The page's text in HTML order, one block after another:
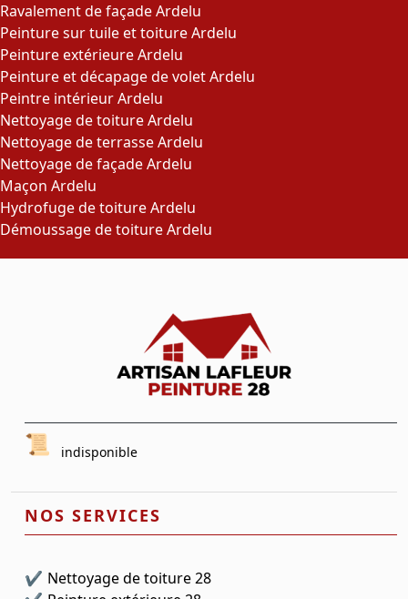
Ravalement de façade Ardelu
Peinture sur tuile et toiture Ardelu
Peinture extérieure Ardelu
Peinture et décapage de volet Ardelu
Peintre intérieur Ardelu
Nettoyage de toiture Ardelu
Nettoyage de terrasse Ardelu
Nettoyage de façade Ardelu
Maçon Ardelu
Hydrofuge de toiture Ardelu
Démoussage de toiture Ardelu
indisponible
NOS SERVICES
Nettoyage de toiture 28